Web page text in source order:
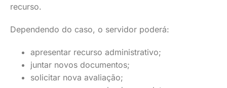
recurso.
Dependendo do caso, o servidor poderá:
apresentar recurso administrativo;
juntar novos documentos;
solicitar nova avaliação;